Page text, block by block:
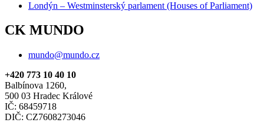
Londýn – Westminsterský parlament (Houses of Parliament)
CK MUNDO
mundo@mundo.cz
+420 773 10 40 10
Balbínova 1260,
500 03 Hradec Králové
IČ: 68459718
DIČ: CZ7608273046